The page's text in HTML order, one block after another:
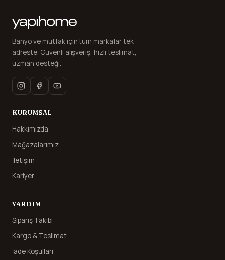
Banyo ve mutfak için tüm markalar tek
adreste. Güvenli alışveriş, hızlı teslimat,
uzman desteği.
KURUMSAL
Hakkımızda
Mağazalarımız
İletişim
Kariyer
YARDIM
Sipariş Takibi
Kargo & Teslimat
İade Koşulları